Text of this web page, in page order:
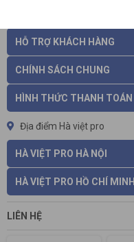
HỖ TRỢ KHÁCH HÀNG
CHÍNH SÁCH CHUNG
HÌNH THỨC THANH TOÁN
Địa điểm Hà việt pro
HÀ VIỆT PRO HÀ NỘI
HÀ VIỆT PRO HỒ CHÍ MINH
LIÊN HỆ